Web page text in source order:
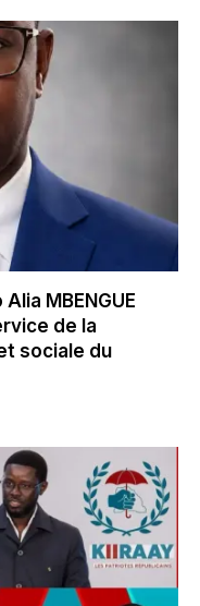
MBENGUE
de la
sociale du